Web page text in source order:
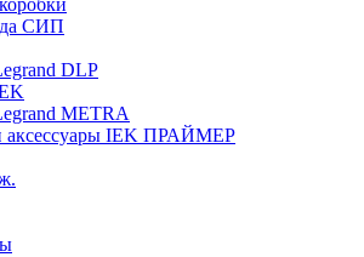
СИП
DLP
METRA
аксессуары IEK ПРАЙМЕР